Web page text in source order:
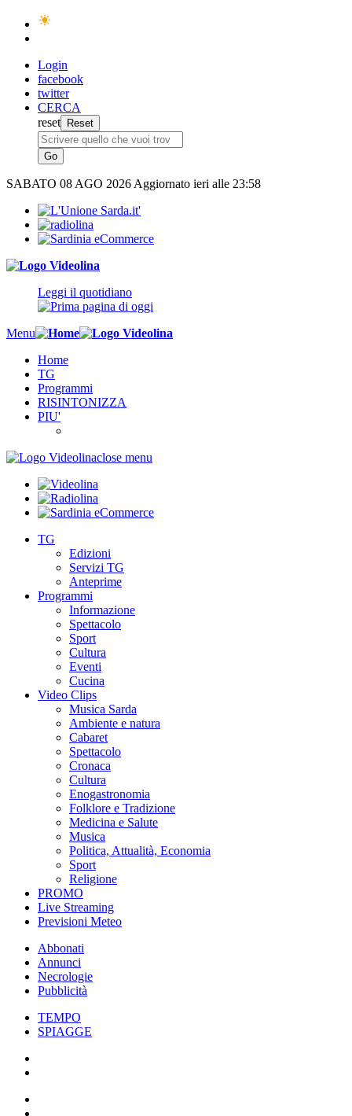
Login
facebook
twitter
CERCA
reset
SABATO 08 AGO 2026 Aggiornato ieri alle 23:58
Leggi il quotidiano
Menu
Home
TG
Programmi
RISINTONIZZA
PIU'
close menu
TG
Edizioni
Servizi TG
Anteprime
Programmi
Informazione
Spettacolo
Sport
Cultura
Eventi
Cucina
Video Clips
Musica Sarda
Ambiente e natura
Cabaret
Spettacolo
Cronaca
Cultura
Enogastronomia
Folklore e Tradizione
Medicina e Salute
Musica
Politica, Attualità, Economia
Sport
Religione
PROMO
Live Streaming
Previsioni Meteo
Abbonati
Annunci
Necrologie
Pubblicità
TEMPO
SPIAGGE